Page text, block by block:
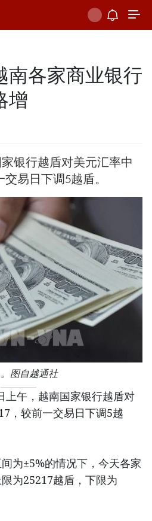
南各家商业银行
增
银行越盾对美元汇率中
易日下调5越盾。
图自越通社
午，越南国家银行越盾对
，较前一交易日下调5越
为±5%的情况下，今天各家
为25217越盾，下限为